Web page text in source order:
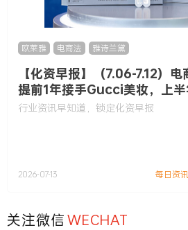
欧莱雅 电商法 雅诗兰黛
【化资早报】（7.06-7.12）
提前1年接手Gucci美妆，上
款……
行业资讯早知道，锁定化资早报
2026-07-13 每日资讯
关注微信WECHAT